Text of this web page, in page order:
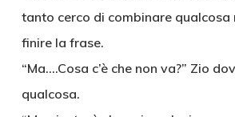
tanto cerco di combinare qualcosa
finire la frase.
“Ma….Cosa c’è che non va?” Zio
qualcosa.